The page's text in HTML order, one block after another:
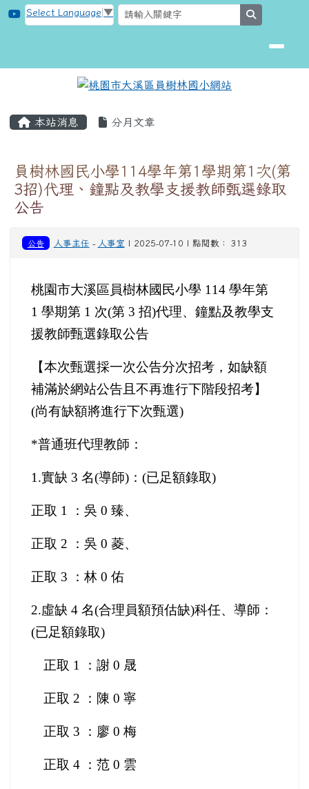
跳至主內容區
桃園市大溪區員樹林國小網站
Select Language ▼
本站消息 分月文章
員樹林國民小學114學年第1學期第1次(第
3招)代理、鐘點及教學支援教師甄選錄取
公告
公告 人事主任 - 人事室 | 2025-07-10 | 點閱數： 313
桃園市大溪區員樹林國民小學 114 學年第
1 學期第 1 次(第 3 招)代理、鐘點及教學支
援教師甄選錄取公告
【本次甄選採一次公告分次招考，如缺額
補滿於網站公告且不再進行下階段招考】
(尚有缺額將進行下次甄選)
*普通班代理教師：
1.實缺 3 名(導師)：(已足額錄取)
正取 1 ：吳 0 臻、
正取 2 ：吳 0 菱、
正取 3 ：林 0 佑
2.虛缺 4 名(合理員額預估缺)科任、導師：
(已足額錄取)
正取 1 ：謝 0 晟
正取 2 ：陳 0 寧
正取 3 ：廖 0 梅
正取 4 ：范 0 雲